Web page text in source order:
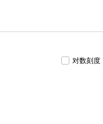
对数刻度